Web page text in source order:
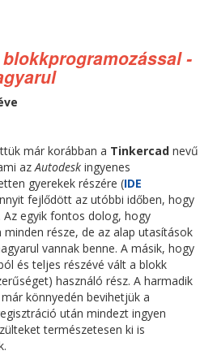
-
már korábban a Tinkercad nevű
azAutodesk ingyenes
gyerekek részére (IDE
fejlődött az utóbbi időben, hogy
Az egyik fontos dolog, hogy
része, de az alap utasítások
vannak benne. A másik, hogy
és teljes részévé vált a blokk
használó rész. A harmadik
könnyedén bevihetjük a
után mindezt ingyen
természetesen ki is